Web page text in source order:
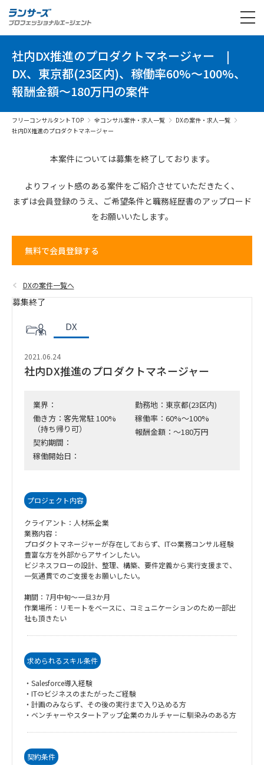
社内DX推進のプロダクトマネージャー |
DX、東京都(23区内)、稼働率60%～100%、
報酬金額～180万円の案件
フリーコンサルタント TOP 全コンサル案件・求人一覧
DXの案件・求人一覧
社内DX推進のプロダクトマネージャー
本案件については募集を終了しております。
よりフィット感のある案件をご紹介させていただきたく、
まずは会員登録のうえ、 ご希望条件と職務経歴書のアップロード
をお願いいたします。
無料で会員登録する
DXの案件一覧へ
募集終了
DX
2021.06.24
社内DX推進のプロダクトマネージャー
業界：
働き方：客先常駐 100%
（持ち帰り可）
契約期間：
稼働開始日：
勤務地：東京都(23区内)
稼働率：60%～100%
報酬金額：～180万円
プロジェクト内容
クライアント：人材系企業
業務内容：
プロダクトマネージャーが存在しておらず、IT⇔業務コンサル経験
豊富な方を外部からアサインしたい。
ビジネスフローの設計、整理、構築、要件定義から実行支援まで、
一気通貫でのご支援をお願いしたい。
期間：7月中旬～一旦3か月
作業場所：リモートをベースに、コミュニケーションのため一部出
社も頂きたい
求められるスキル条件
・Salesforce導入経験
・IT⇔ビジネスのまたがったご経験
・計画のみならず、その後の実行まで入り込める方
・ベンチャーやスタートアップ企業のカルチャーに馴染みのある方
契約条件